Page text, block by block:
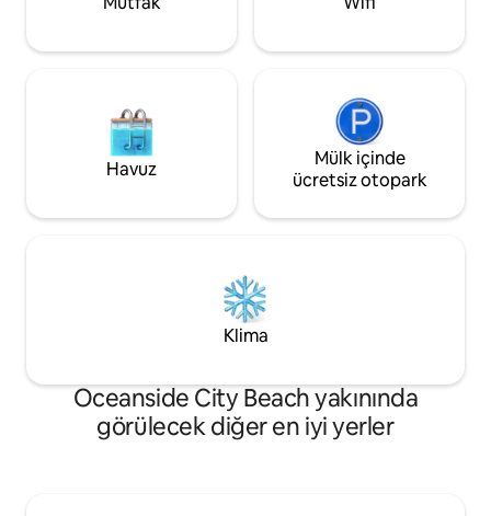
Aylık konaklamalar için indirimler
Havuz
Mülk içinde
ücretsiz otopark
Klima
Oceanside City Beach yakınında
görülecek diğer en iyi yerler